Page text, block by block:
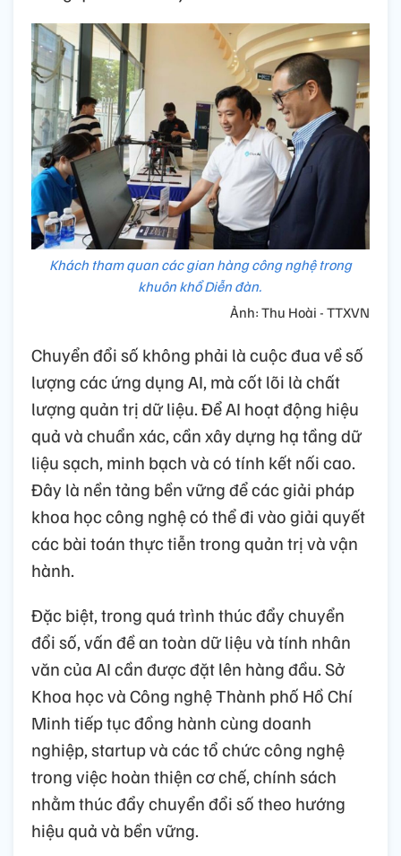
Khách tham quan các gian hàng công nghệ trong
khuôn khổ Diễn đàn.
Ảnh: Thu Hoài - TTXVN
Chuyển đổi số không phải là cuộc đua về số
lượng các ứng dụng AI, mà cốt lõi là chất
lượng quản trị dữ liệu. Để AI hoạt động hiệu
quả và chuẩn xác, cần xây dựng hạ tầng dữ
liệu sạch, minh bạch và có tính kết nối cao.
Đây là nền tảng bền vững để các giải pháp
khoa học công nghệ có thể đi vào giải quyết
các bài toán thực tiễn trong quản trị và vận
hành.
Đặc biệt, trong quá trình thúc đẩy chuyển
đổi số, vấn đề an toàn dữ liệu và tính nhân
văn của AI cần được đặt lên hàng đầu. Sở
Khoa học và Công nghệ Thành phố Hồ Chí
Minh tiếp tục đồng hành cùng doanh
nghiệp, startup và các tổ chức công nghệ
trong việc hoàn thiện cơ chế, chính sách
nhằm thúc đẩy chuyển đổi số theo hướng
hiệu quả và bền vững.